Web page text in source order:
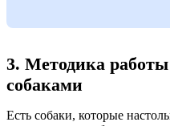
3. Методика
собаками
Есть собаки, которые